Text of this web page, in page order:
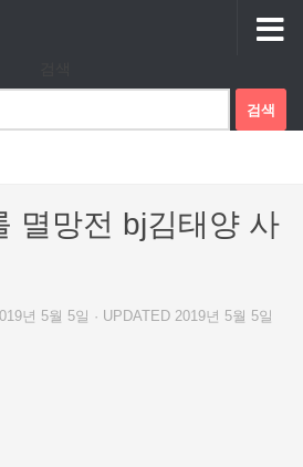
색:
멸망전 bj김태양 사
년 5월 5일 · UPDATED 2019년 5월 5일